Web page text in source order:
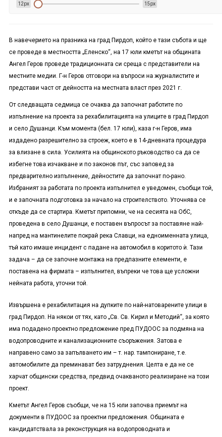
12px 15px
В навечерието на празника на град Пирдоп, който е тази събота и ще
се проведе в местността „Еленско“, на 17 юли кметът на общината
Ангел Геров проведе традиционната си среща с представители на
местните медии. Г-н Геров отговори на въпроси на журналистите и
представи част от дейността на местната власт през 2021 г.
От следващата седмица се очаква да започнат работите по
изпълнение на проекта за рехабилитацията на улиците в град Пирдоп
и село Душанци. Към момента (бел. 17 юли), каза г-н Геров, има
издадено разрешително за строеж, което е в 14-дневната процедура
за влизане в сила. Усилията на общинското ръководство са да се
избегне това изчакване и по законов път, със заповед за
предварително изпълнение, дейностите да започнат по-рано.
Избраният за работата по проекта изпълнител е уведомен, съобщи той,
и е започната подготовка за начало на строителството. Уточнява се
откъде да се стартира. Кметът припомни, че на сесията на ОбС,
проведена в село Душанци, е поставен въпросът за поставяне най-
напред на мантинелите покрай река Славци, на едноименната улица,
тъй като имаше инцидент с падане на автомобил в коритото ѝ. Тази
задача – да се започне монтажа на предпазните елементи, е
поставена на фирмата – изпълнител, въпреки че това ще усложни
нейната работа, уточни той.
Извършена е рехабилитация на дупките по най-натоварените улици в
град Пирдоп. На някои от тях, като „Св. Св. Кирил и Методий“, за която
има подадено проектно предложение пред ПУДООС за подмяна на
водопроводните и канализационните съоръжения. Затова е
направено само за запълването им – т. нар. тампониране, т.е.
автомобилите да преминават без затруднения. Целта е да не се
харчат общински средства, предвид очакваното реализиране на този
проект.
Кметът Ангел Геров съобщи, че на 15 юли започва приемът на
документи в ПУДООС за проектни предложения. Общината е
кандидатствала за реконструкция на водопроводната и